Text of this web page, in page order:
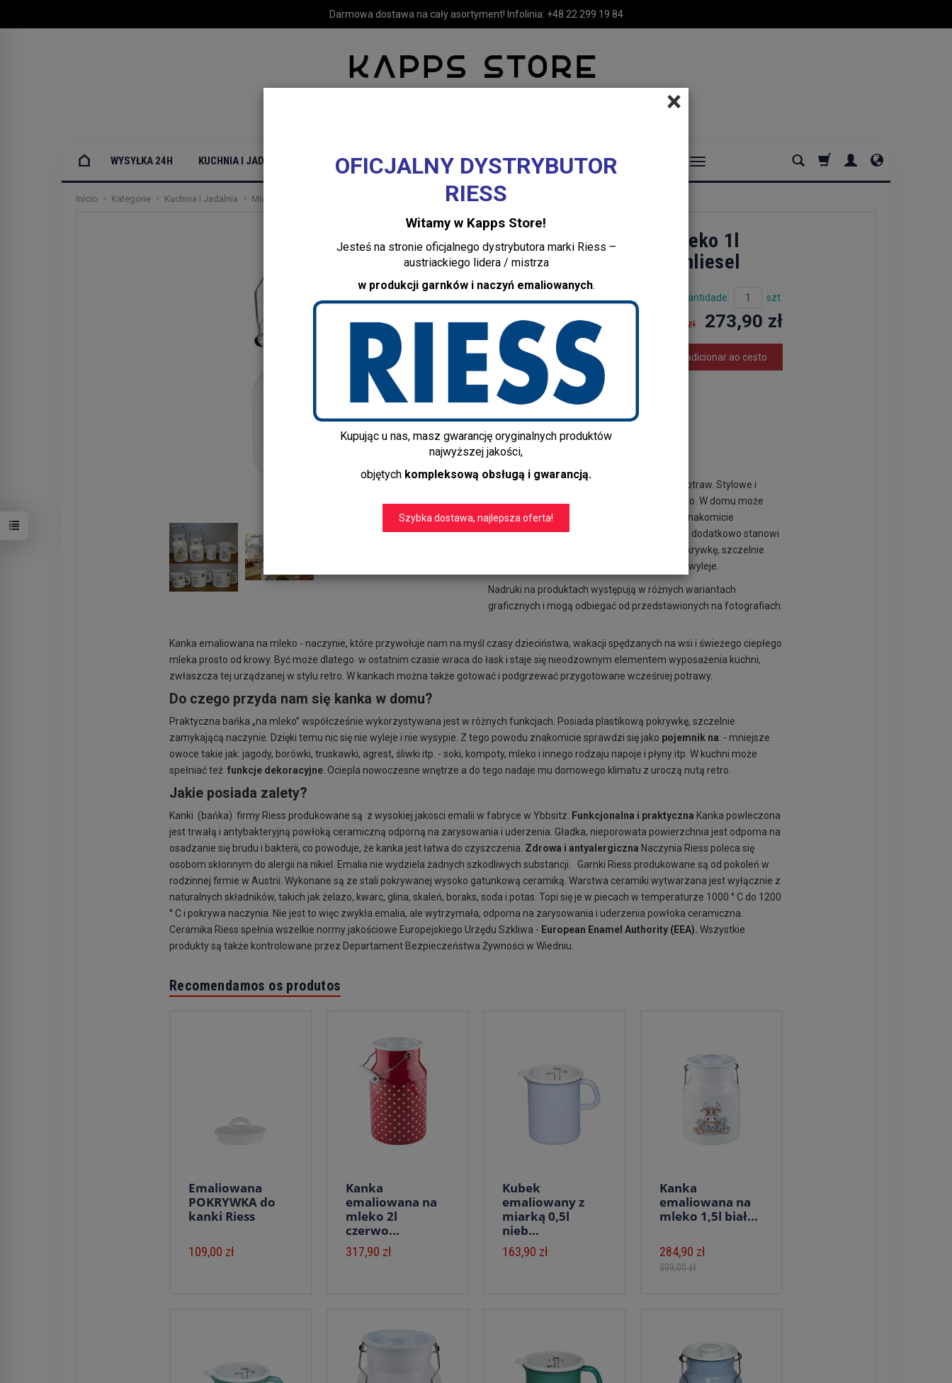
Darmowa dostawa na cały asortyment! Infolinia: +48 22 299 19 84
×
OFICJALNY DYSTRYBUTOR
RIESS
Witamy w Kapps Store!
Jesteś na stronie oficjalnego dystrybutora marki Riess –
austriackiego lidera / mistrza
w produkcji garnków i naczyń emaliowanych.
Kupując u nas, masz gwarancję oryginalnych produktów
najwyższej jakości,
objętych kompleksową obsługą i gwarancją.
Szybka dostawa, najlepsza oferta!
WYSYŁKA 24H KUCHNIA I JADALNIA MEBLE LUSTRA I OŚWIETLENIE TEKSTYLIA I DEKORACJE DOMOWE
Início Kategorie Kuchnia i Jadalnia Miarki i kanki emaliowane RIESS Kanka emaliowana na mleko 1l biała z krówką Riess Almliesel
Kanka emaliowana na mleko 1l
biała z krówką Riess Almliesel
Adicionar comentário:
0505-084
Produtor:
Riess
Disponibilidade:
Jest
Dostawa gratis!
info@kapps-store.pl
Quantidade: szt.
299,00 zł 273,90 zł
adicionar ao cesto
Wysokość: 15,8 cm
Idealna na mleko oraz do przechowywania potraw. Stylowe i
praktyczne naczynie z nostalgiczną nutą retro. W domu może
zostać wykorzystane w rożnych funkcjach. Znakomicie
wkomponowuje się w przestrzeń kuchenną a dodatkowo stanowi
jej oryginalną ozdobę. Posiada plastikową pokrywkę, szczelnie
zamykającą naczynie. Dzięki temu nic się nie wyleje.
Nadruki na produktach występują w różnych wariantach
graficznych i mogą odbiegać od przedstawionych na fotografiach.
Kanka emaliowana na mleko - naczynie, które przywołuje nam na myśl czasy dzieciństwa, wakacji spędzanych na wsi i świeżego ciepłego
mleka prosto od krowy. Być może dlatego w ostatnim czasie wraca do łask i staje się nieodzownym elementem wyposażenia kuchni,
zwłaszcza tej urządzanej w stylu retro. W kankach można także gotować i podgrzewać przygotowane wcześniej potrawy.
Do czego przyda nam się kanka w domu?
Praktyczna bańka „na mleko” współcześnie wykorzystywana jest w różnych funkcjach. Posiada plastikową pokrywkę, szczelnie
zamykającą naczynie. Dzięki temu nic się nie wyleje i nie wysypie. Z tego powodu znakomicie sprawdzi się jako pojemnik na: - mniejsze
owoce takie jak: jagody, borówki, truskawki, agrest, śliwki itp. - soki, kompoty, mleko i innego rodzaju napoje i płyny itp. W kuchni może
spełniać też funkcje dekoracyjne . Ociepla nowoczesne wnętrze a do tego nadaje mu domowego klimatu z uroczą nutą retro.
Jakie posiada zalety?
Kanki (bańka) firmy Riess produkowane są z wysokiej jakosci emalii w fabryce w Ybbsitz. Funkcjonalna i praktyczna Kanka powleczona
jest trwałą i antybakteryjną powłoką ceramiczną odporną na zarysowania i uderzenia. Gładka, nieporowata powierzchnia jest odporna na
osadzanie się brudu i bakterii, co powoduje, że kanka jest łatwa do czyszczenia. Zdrowa i antyalergiczna Naczynia Riess poleca się
osobom skłonnym do alergii na nikiel. Emalia nie wydziela żadnych szkodliwych substancji. Garnki Riess produkowane są od pokoleń w
rodzinnej firmie w Austrii. Wykonane są ze stali pokrywanej wysoko gatunkową ceramiką. Warstwa ceramiki wytwarzana jest wyłącznie z
naturalnych składników, takich jak żelazo, kwarc, glina, skaleń, boraks, soda i potas. Topi się je w piecach w temperaturze 1000 ° C do 1200
° C i pokrywa naczynia. Nie jest to więc zwykła emalia, ale wytrzymała, odporna na zarysowania i uderzenia powłoka ceramiczna.
Ceramika Riess spełnia wszelkie normy jakościowe Europejskiego Urzędu Szkliwa - European Enamel Authority (EEA). Wszystkie
produkty są także kontrolowane przez Departament Bezpieczeństwa Żywności w Wiedniu.
Recomendamos os produtos
Emaliowana
POKRYWKA do
kanki Riess
109,00 zł
Kanka
emaliowana na
mleko 2l
czerwo...
317,90 zł
Kubek
emaliowany z
miarką 0,5l
nieb...
163,90 zł
Kanka
emaliowana na
mleko 1,5l biał...
284,90 zł
309,00 zł